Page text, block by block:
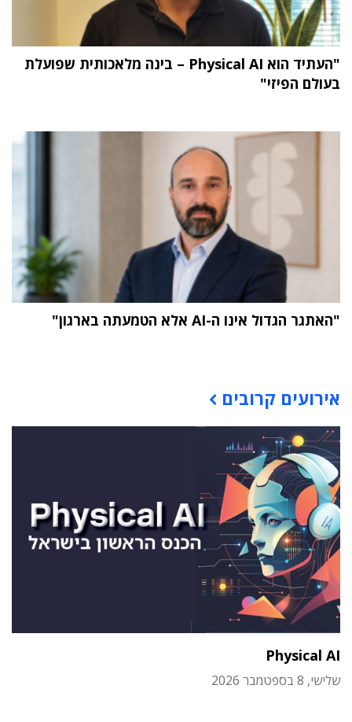
"העתיד הוא Physical AI – בינה מלאכותית שפועלת
בעולם הפיזי"
"האתגר הגדול אינו ה-AI אלא הטמעתה בארגון"
אירועים קרובים
Physical AI
שלישי, 8 בספטמבר 2026